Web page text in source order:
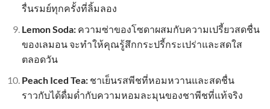
รื่นรมย์ทุกครั้งที่ลิ้มลอง
Lemon Soda:ความซ่าของโซดาผสมกับความเปรี้ยวสดชื่น
ของเลมอน จะทำให้คุณรู้สึกกระปรี้กระเปร่าและสดใส
ตลอดวัน
Peach Iced Tea:ชาเย็นรสพีชที่หอมหวานและสดชื่น
ราวกับได้ดื่มด่ำกับความหอมละมุนของชาพีชที่แท้จริง